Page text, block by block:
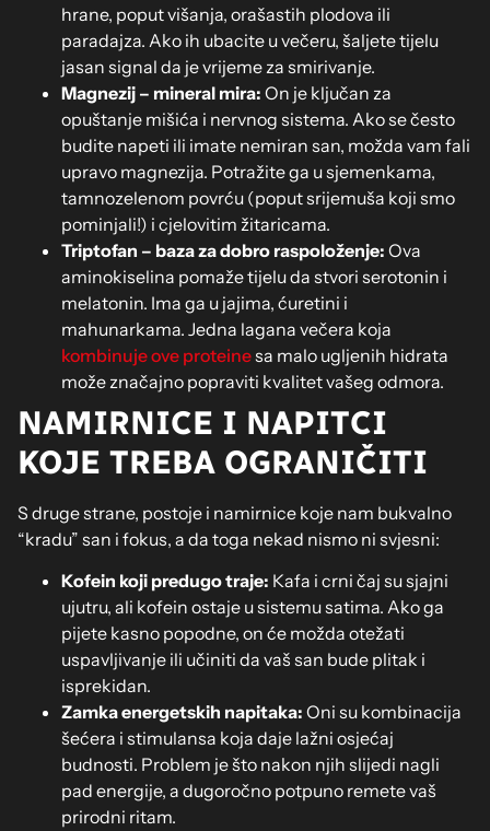
hrane, poput višanja, orašastih plodova ili
paradajza. Ako ih ubacite u večeru, šaljete tijelu
jasan signal da je vrijeme za smirivanje.
Magnezij – mineral mira: On je ključan za
opuštanje mišića i nervnog sistema. Ako se često
budite napeti ili imate nemiran san, možda vam fali
upravo magnezija. Potražite ga u sjemenkama,
tamnozelenom povrću (poput srijemuša koji smo
pominjali!) i cjelovitim žitaricama.
Triptofan – baza za dobro raspoloženje: Ova
aminokiselina pomaže tijelu da stvori serotonin i
melatonin. Ima ga u jajima, ćuretini i
mahunarkama. Jedna lagana večera koja
kombinuje ove proteinesa malo ugljenih hidrata
može značajno popraviti kvalitet vašeg odmora.
NAMIRNICE I NAPITCI
KOJE TREBA OGRANIČITI
S druge strane, postoje i namirnice koje nam bukvalno
“kradu” san i fokus, a da toga nekad nismo ni svjesni:
Kofein koji predugo traje: Kafa i crni čaj su sjajni
ujutru, ali kofein ostaje u sistemu satima. Ako ga
pijete kasno popodne, on će možda otežati
uspavljivanje ili učiniti da vaš san bude plitak i
isprekidan.
Zamka energetskih napitaka: Oni su kombinacija
šećera i stimulansa koja daje lažni osjećaj
budnosti. Problem je što nakon njih slijedi nagli
pad energije, a dugoročno potpuno remete vaš
prirodni ritam.